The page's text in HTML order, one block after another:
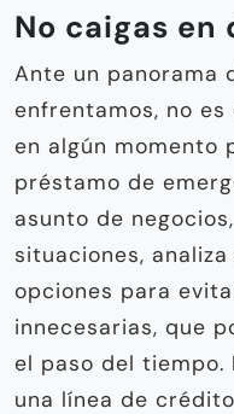
No caigas en
Ante un panorama
enfrentamos, no
en algún momento
préstamo de
asunto de
situaciones,
opciones para
innecesarias, que
el paso del tiempo.
una línea de